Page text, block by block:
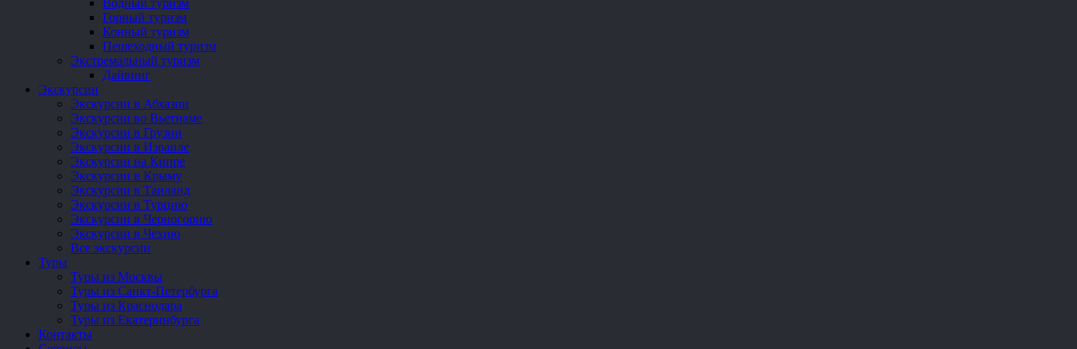
Водный туризм
Горный туризм
Конный туризм
Пешеходный туризм
Экстремальный туризм
Дайвинг
Экскурсии
Экскурсии в Абхазии
Экскурсии во Вьетнаме
Экскурсии в Грузии
Экскурсии в Израиле
Экскурсии на Кипре
Экскурсии в Крыму
Экскурсии в Таиланд
Экскурсии в Турцию
Экскурсии в Черногорию
Экскурсии в Чехию
Все экскурсии
Туры
Туры из Москвы
Туры из Санкт-Петербурга
Туры из Краснодара
Туры из Екатеринбурга
Контакты